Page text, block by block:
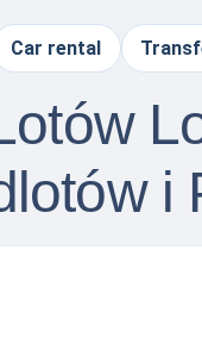
Car rental
i